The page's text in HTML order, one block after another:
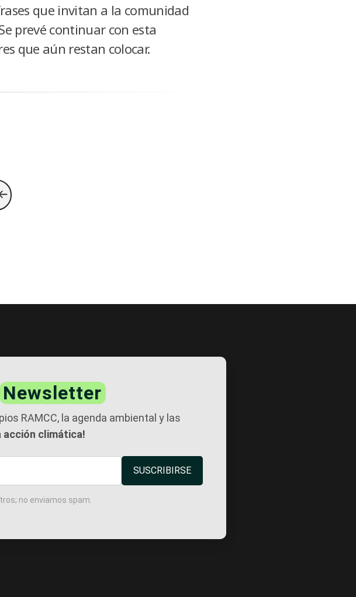
que invitan a la comunidad
prevé continuar con esta
que aún restan colocar.
Newsletter
RAMCC, la agenda ambiental y las
acción climática!
SUSCRIBIRSE
no enviamos spam.